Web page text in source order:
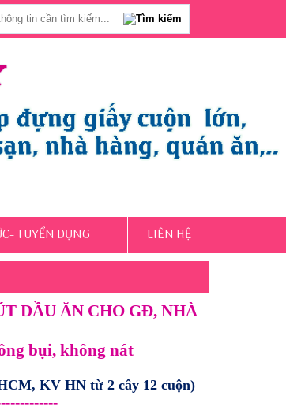
TUYỂN DỤNG LIÊN HỆ
DẦU ĂN CHO GĐ, NHÀ
bụi, không nát
KV HN từ 2 cây 12 cuộn)